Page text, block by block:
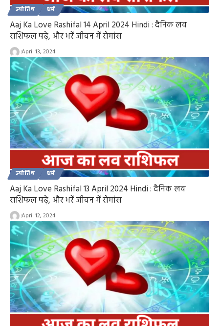
ज्योतिष धर्म
Aaj Ka Love Rashifal 14 April 2024 Hindi : दैनिक लव
राशिफल पढ़े, और भरें जीवन में रोमांस
April 13, 2024
ज्योतिष धर्म
Aaj Ka Love Rashifal 13 April 2024 Hindi : दैनिक लव
राशिफल पढ़े, और भरें जीवन में रोमांस
April 12, 2024